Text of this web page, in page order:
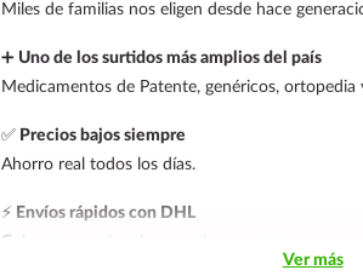
Miles de familias nos eligen desde hace
➕ Uno de los surtidos más amplios del país
Medicamentos de Patente, genéricos, ortopedia
✅ Precios bajos siempre
Ahorro real todos los días.
⚡ Envíos rápidos con DHL
Cobertura nacional con rastreo y entrega segura.
Ver más